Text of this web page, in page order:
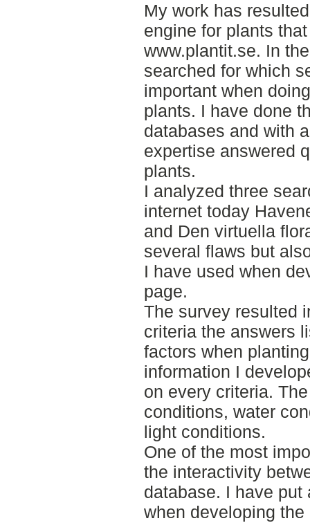
My work has
engine for plants
www.plantit.se. In
searched for which
important when
plants. I have done
databases and with
expertise answered
plants.
I analyzed three
internet today
and Den virtuella
several flaws but
I have used when
page.
The survey resulted
criteria the answers
factors when
information I
on every criteria.
conditions, water
light conditions.
One of the most
the interactivity
database. I have
when developing the